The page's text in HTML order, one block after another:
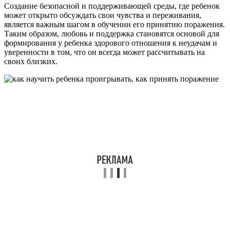
Создание безопасной и поддерживающей среды, где ребенок
может открыто обсуждать свои чувства и переживания,
является важным шагом в обучении его принятию поражения.
Таким образом, любовь и поддержка становятся основой для
формирования у ребенка здорового отношения к неудачам и
уверенности в том, что он всегда может рассчитывать на
своих близких.